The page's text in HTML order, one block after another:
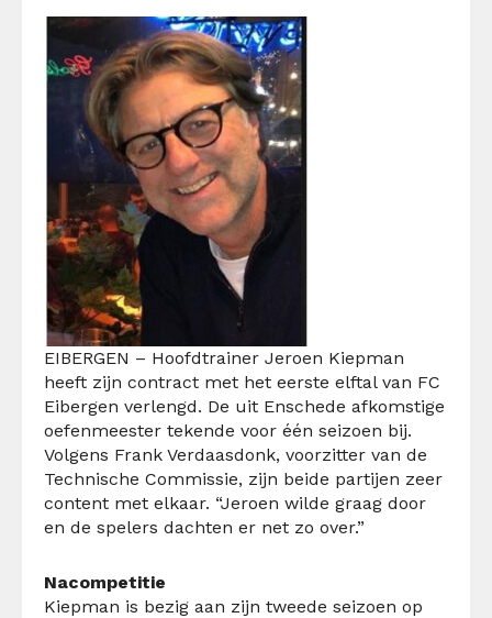
EIBERGEN – Hoofdtrainer Jeroen Kiepman
heeft zijn contract met het eerste elftal van FC
Eibergen verlengd. De uit Enschede afkomstige
oefenmeester tekende voor één seizoen bij.
Volgens Frank Verdaasdonk, voorzitter van de
Technische Commissie, zijn beide partijen zeer
content met elkaar. “Jeroen wilde graag door
en de spelers dachten er net zo over.”
Nacompetitie
Kiepman is bezig aan zijn tweede seizoen op